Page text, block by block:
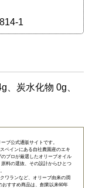
1
、炭水化物 0g、
ブ公式通販サイトです。
ペインにある自社農園産のエキ
プロが厳選したオリーブオイル
料の選抜、その設計からひとつ
ワランなど、オリーブ由来の潤
すすめ商品は、創業以来60年